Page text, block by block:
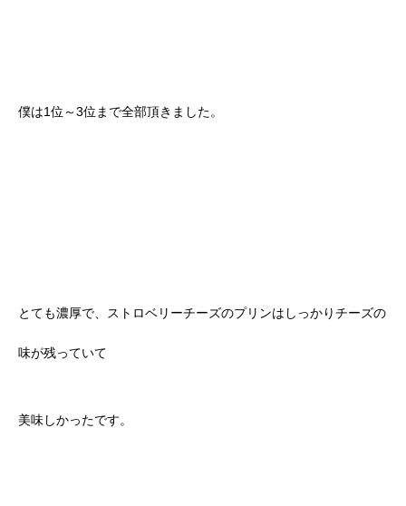
僕は1位～3位まで全部頂きました。
とても濃厚で、ストロベリーチーズのプリンはしっかりチーズの
味が残っていて
美味しかったです。